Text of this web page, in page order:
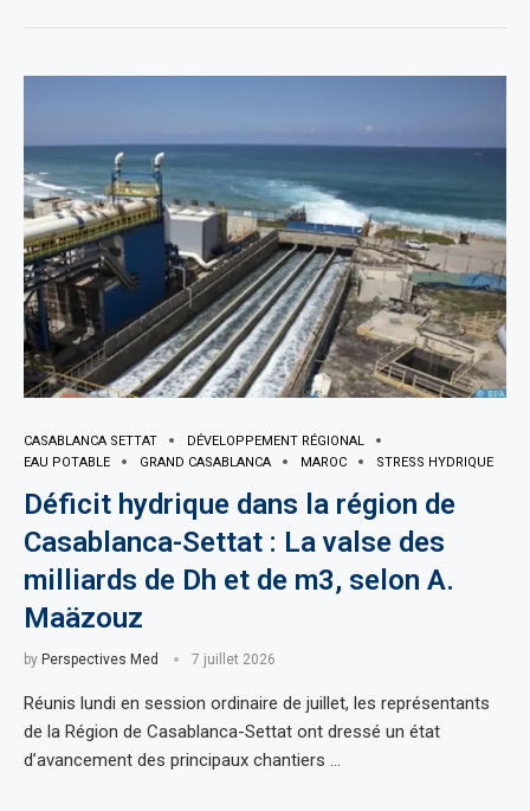
CASABLANCA SETTAT
DÉVELOPPEMENT RÉGIONAL
EAU POTABLE
GRAND CASABLANCA MAROC STRESS HYDRIQUE
Déficit hydrique dans la région de
Casablanca-Settat : La valse des
milliards de Dh et de m3, selon A.
Maäzouz
by Perspectives Med 7 juillet 2026
Réunis lundi en session ordinaire de juillet, les représentants
de la Région de Casablanca-Settat ont dressé un état
d’avancement des principaux chantiers …